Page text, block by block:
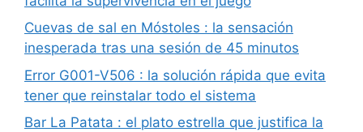
Cuevas de sal en Móstoles : la sensación
inesperada tras una sesión de 45 minutos
Error G001-V506 : la solución rápida que evita
tener que reinstalar todo el sistema
Bar La Patata : el plato estrella que justifica la